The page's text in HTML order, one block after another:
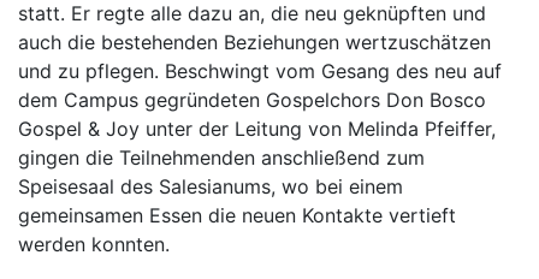
statt. Er regte alle dazu an, die neu geknüpften und
auch die bestehenden Beziehungen wertzuschätzen
und zu pflegen. Beschwingt vom Gesang des neu auf
dem Campus gegründeten Gospelchors Don Bosco
Gospel & Joy unter der Leitung von Melinda Pfeiffer,
gingen die Teilnehmenden anschließend zum
Speisesaal des Salesianums, wo bei einem
gemeinsamen Essen die neuen Kontakte vertieft
werden konnten.